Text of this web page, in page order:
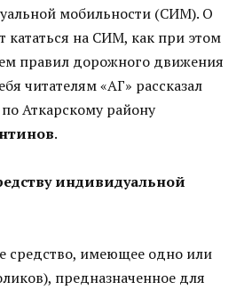
мобильности (СИМ). О
кататься на СИМ, как при этом
правил дорожного движения
читателям «АГ» рассказал
Аткарскому району
.
индивидуальной
средство, имеющее одно или
предназначенное для